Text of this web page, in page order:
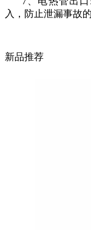
入，防止泄漏事故的
新品推荐